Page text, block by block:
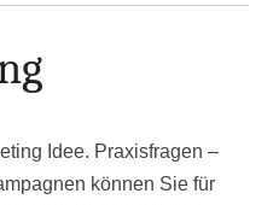
Idee. Praxisfragen –
können Sie für